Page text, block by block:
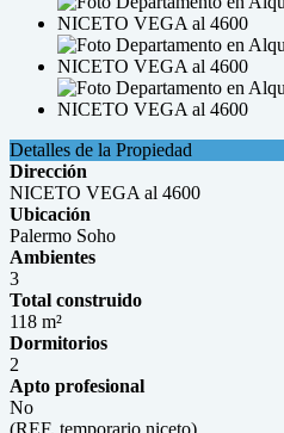
Detalles de la Propiedad
Dirección
NICETO VEGA al 4600
Ubicación
Palermo Soho
Ambientes
3
Total construido
118 m²
Dormitorios
2
Apto profesional
No
(REF. temporario niceto)